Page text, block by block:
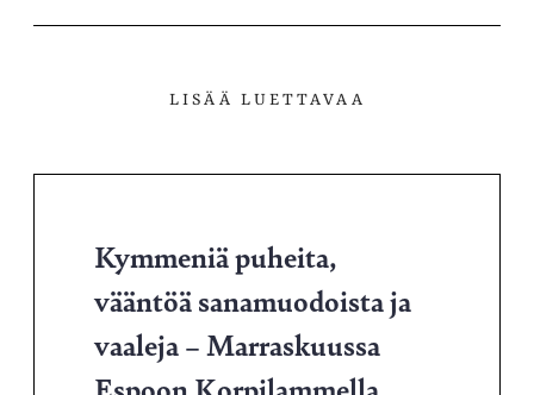
LISÄÄ LUETTAVAA
Kymmeniä puheita,
vääntöä sanamuodoista ja
vaaleja – Marraskuussa